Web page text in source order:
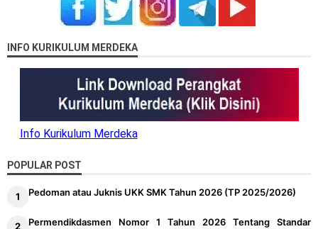
INFO KURIKULUM MERDEKA
Info Kurikulum Merdeka
POPULAR POST
Pedoman atau Juknis UKK SMK Tahun 2026 (TP 2025/2026)
Permendikdasmen Nomor 1 Tahun 2026 Tentang Standar